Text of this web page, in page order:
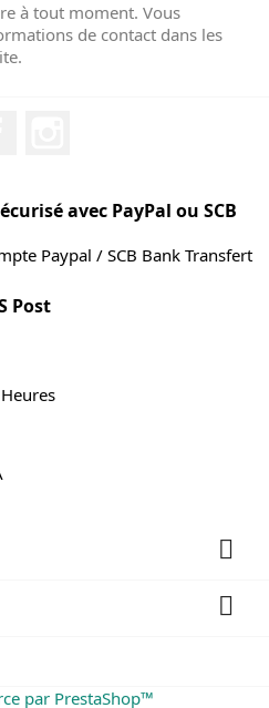
à tout moment. Vous
de contact dans les
avec PayPal ou SCB
Paypal / SCB Bank Transfert
Post


par PrestaShop™